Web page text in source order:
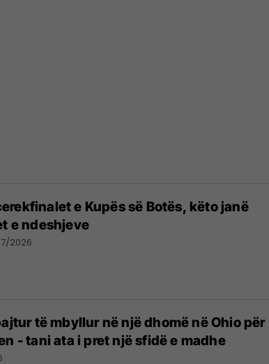
e Kupës së Botës, këto janë
e ndeshjeve
2026
të mbyllur në një dhomë në Ohio për
- tani ata i pret një sfidë e madhe